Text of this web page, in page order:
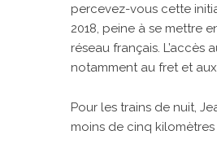
percevez-vous cette
2018, peine à se mettre
réseau français.
notamment au fret et
Pour les trains de nuit,
moins de cinq kilomètres